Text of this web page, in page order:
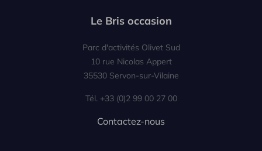
Le Bris occasion
Parc d'activités Olivet Sud
10 rue Nicolas Appert
35530 Servon-sur-Vilaine
Tél. +33 (0)2 99 00 27 00
Contactez-nous